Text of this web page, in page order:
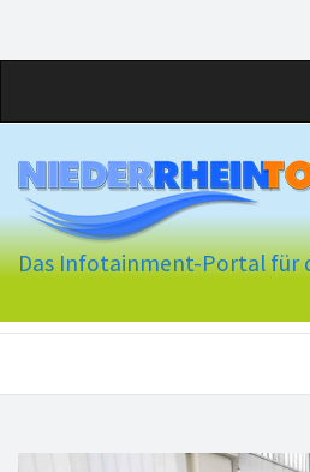
Das Infotainment-Portal für